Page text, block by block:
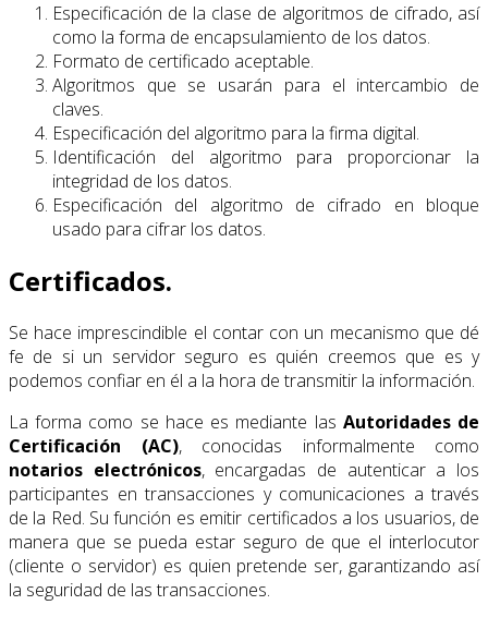
Especificación de la clase de algoritmos de cifrado, así
como la forma de encapsulamiento de los datos.
Formato de certificado aceptable.
Algoritmos que se usarán para el intercambio de
claves.
Especificación del algoritmo para la firma digital.
Identificación del algoritmo para proporcionar la
integridad de los datos.
Especificación del algoritmo de cifrado en bloque
usado para cifrar los datos.
Certificados.
Se hace imprescindible el contar con un mecanismo que dé
fe de si un servidor seguro es quién creemos que es y
podemos confiar en él a la hora de transmitir la información.
La forma como se hace es mediante las Autoridades de
Certificación (AC), conocidas informalmente como
notarios electrónicos, encargadas de autenticar a los
participantes en transacciones y comunicaciones a través
de la Red. Su función es emitir certificados a los usuarios, de
manera que se pueda estar seguro de que el interlocutor
(cliente o servidor) es quien pretende ser, garantizando así
la seguridad de las transacciones.